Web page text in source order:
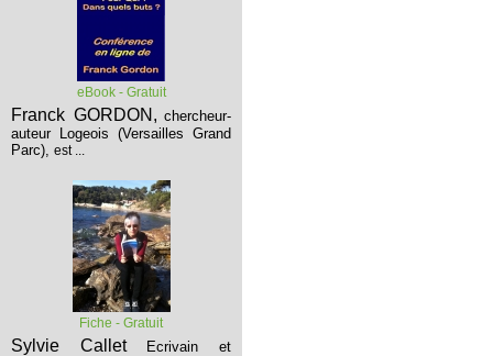
eBook - Gratuit
Franck GORDON, chercheur-
auteur Logeois (Versailles Grand
Parc), est ...
Fiche - Gratuit
Sylvie Callet
Ecrivain et